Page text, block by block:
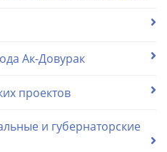
Ак-Довурак
проектов
и губернаторские